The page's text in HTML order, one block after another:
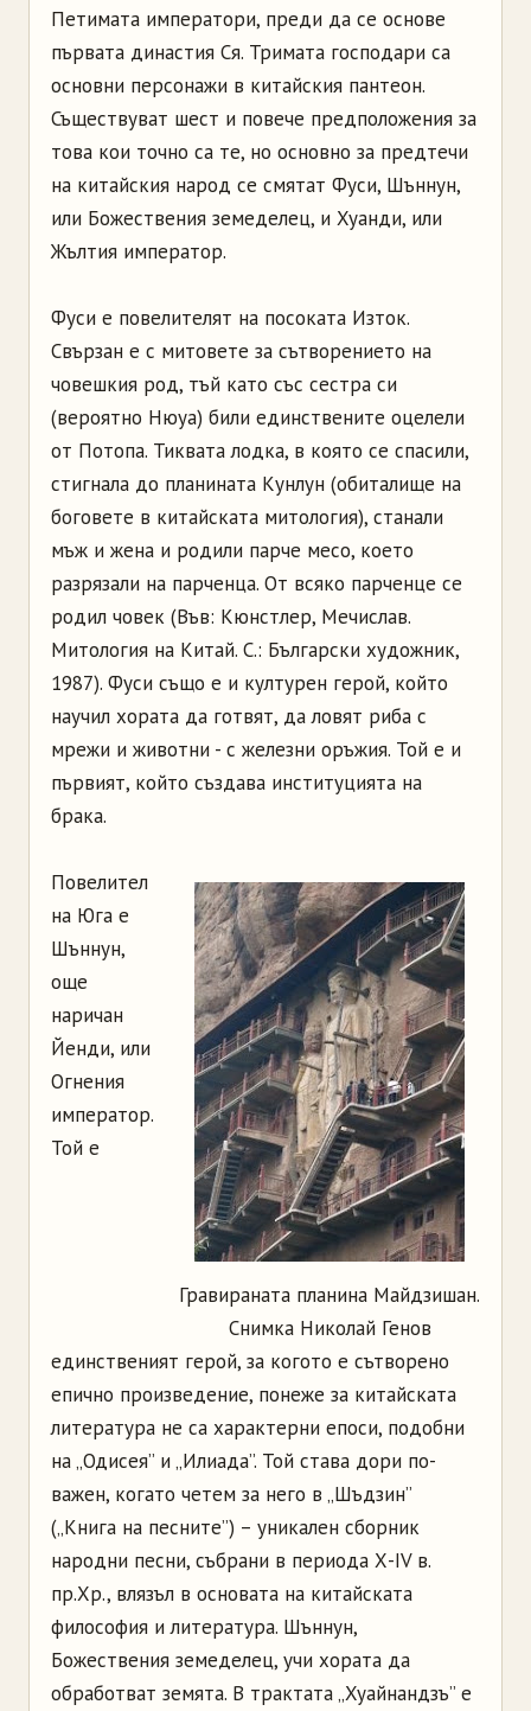
Петимата императори, преди да се основе
първата династия Ся. Тримата господари са
основни персонажи в китайския пантеон.
Съществуват шест и повече предположения за
това кои точно са те, но основно за предтечи
на китайския народ се смятат Фуси, Шъннун,
или Божествения земеделец, и Хуанди, или
Жълтия император.
Фуси е повелителят на посоката Изток.
Свързан е с митовете за сътворението на
човешкия род, тъй като със сестра си
(вероятно Нюуа) били единствените оцелели
от Потопа. Тиквата лодка, в която се спасили,
стигнала до планината Кунлун (обиталище на
боговете в китайската митология), станали
мъж и жена и родили парче месо, което
разрязали на парченца. От всяко парченце се
родил човек (Във: Кюнстлер, Мечислав.
Митология на Китай. С.: Български художник,
1987). Фуси също е и културен герой, който
научил хората да готвят, да ловят риба с
мрежи и животни - с железни оръжия. Той е и
първият, който създава институцията на
брака.
Гравираната планина Майдзишан.
Снимка Николай Генов
Повелител
на Юга е
Шъннун,
още
наричан
Йенди, или
Огнения
император.
Той е
единственият герой, за когото е сътворено
епично произведение, понеже за китайската
литература не са характерни епоси, подобни
на „Одисея” и „Илиада”. Той става дори по-
важен, когато четем за него в „Шъдзин”
(„Книга на песните”) – уникален сборник
народни песни, събрани в периода Х-IV в.
пр.Хр., влязъл в основата на китайската
философия и литература. Шъннун,
Божествения земеделец, учи хората да
обработват земята. В трактата „Хуайнандзъ” е